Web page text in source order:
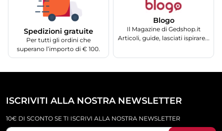
Spedizioni gratuite
Per tutti gli ordini che
superano l’importo di € 100.
Blogo
Il Magazine di Gedshop.it
Articoli, guide, lasciati ispirare...
ISCRIVITI ALLA NOSTRA NEWSLETTER
10€ DI SCONTO SE TI ISCRIVI ALLA NOSTRA NEWSLETTER